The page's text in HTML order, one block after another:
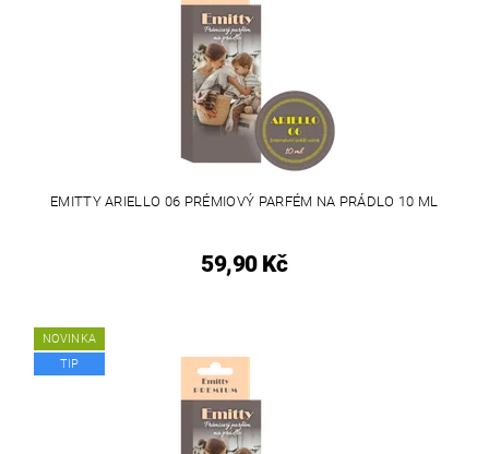
EMITTY ARIELLO 06 PRÉMIOVÝ PARFÉM NA PRÁDLO 10 ML
59,90 Kč
NOVINKA
TIP